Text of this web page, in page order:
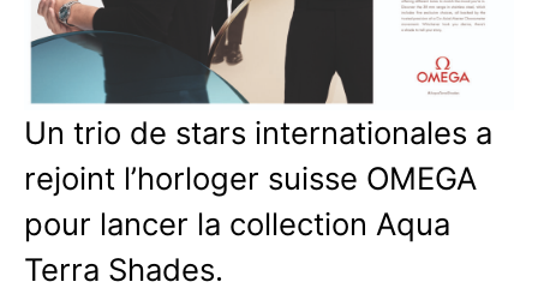
Un trio de stars internationales a
rejoint l’horloger suisse OMEGA
pour lancer la collection Aqua
Terra Shades.